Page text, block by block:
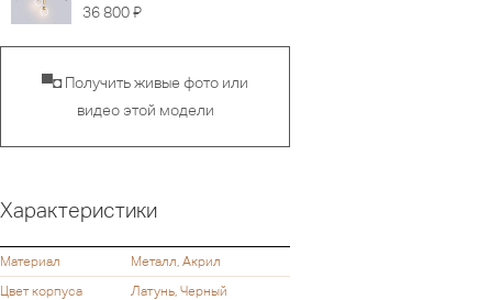
36 800Я
▀◘ Получить живые фото или
видео этой модели
Характеристики
Материал
Металл, Акрил
Цвет корпуса
Латунь, Черный